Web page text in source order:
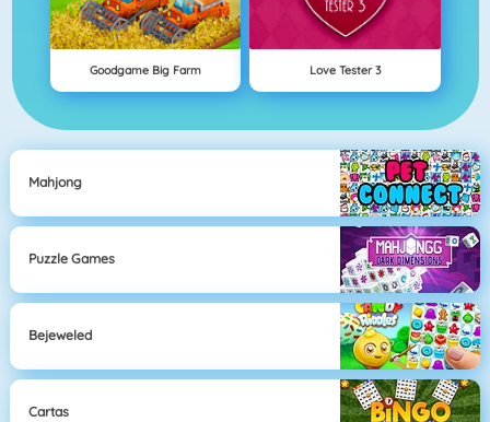
Goodgame Big Farm Love Tester 3
Mahjong
Puzzle Games
Bejeweled
Cartas